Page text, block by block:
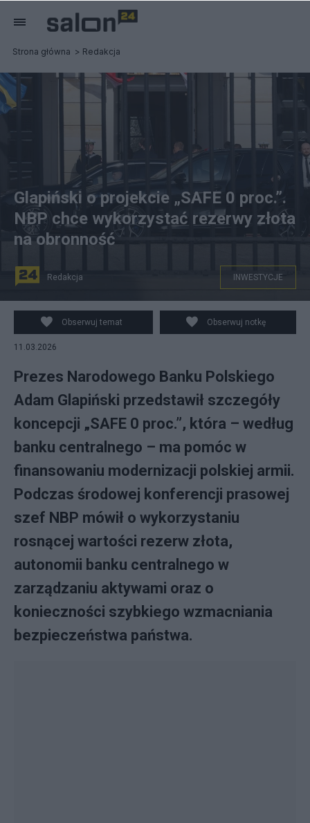
Strona główna Redakcja
Premier Donald Tusk (C) przed Pałacem Prezydenckim
w Warszawie, 10 bm. Prezydent Karol Nawrocki zaprosił
premiera Donalda Tuska na spotkanie w sprawie
propozycji „polskiego SAFE 0 proc.”, który miałby –
Glapiński o projekcie „SAFE 0 proc.”.
NBP chce wykorzystać rezerwy złota
na obronność
Redakcja INWESTYCJE
Obserwuj temat Obserwuj notkę
11.03.2026
Prezes Narodowego Banku Polskiego
Adam Glapiński przedstawił szczegóły
koncepcji „SAFE 0 proc.”, która – według
banku centralnego – ma pomóc w
finansowaniu modernizacji polskiej armii.
Podczas środowej konferencji prasowej
szef NBP mówił o wykorzystaniu
rosnącej wartości rezerw złota,
autonomii banku centralnego w
zarządzaniu aktywami oraz o
konieczności szybkiego wzmacniania
bezpieczeństwa państwa.